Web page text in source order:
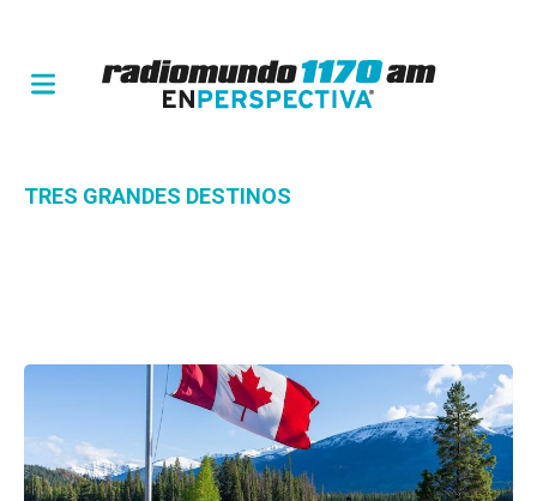
TRES GRANDES DESTINOS